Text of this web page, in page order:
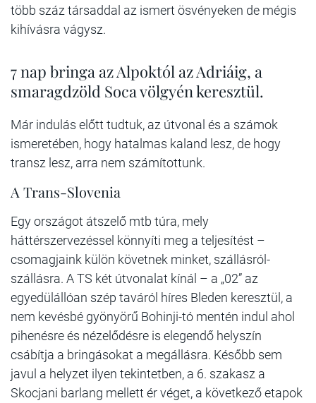
több száz társaddal az ismert ösvényeken de mégis
kihívásra vágysz.
7 nap bringa az Alpoktól az Adriáig, a
smaragdzöld Soca völgyén keresztül.
Már indulás előtt tudtuk, az útvonal és a számok
ismeretében, hogy hatalmas kaland lesz, de hogy
transz lesz, arra nem számítottunk.
A Trans-Slovenia
Egy országot átszelő mtb túra, mely
háttérszervezéssel könnyíti meg a teljesítést –
csomagjaink külön követnek minket, szállásról-
szállásra. A TS két útvonalat kínál – a „02” az
egyedülállóan szép taváról híres Bleden keresztül, a
nem kevésbé gyönyörű Bohinji-tó mentén indul ahol
pihenésre és nézelődésre is elegendő helyszín
csábítja a bringásokat a megállásra. Később sem
javul a helyzet ilyen tekintetben, a 6. szakasz a
Skocjani barlang mellett ér véget, a következő etapok